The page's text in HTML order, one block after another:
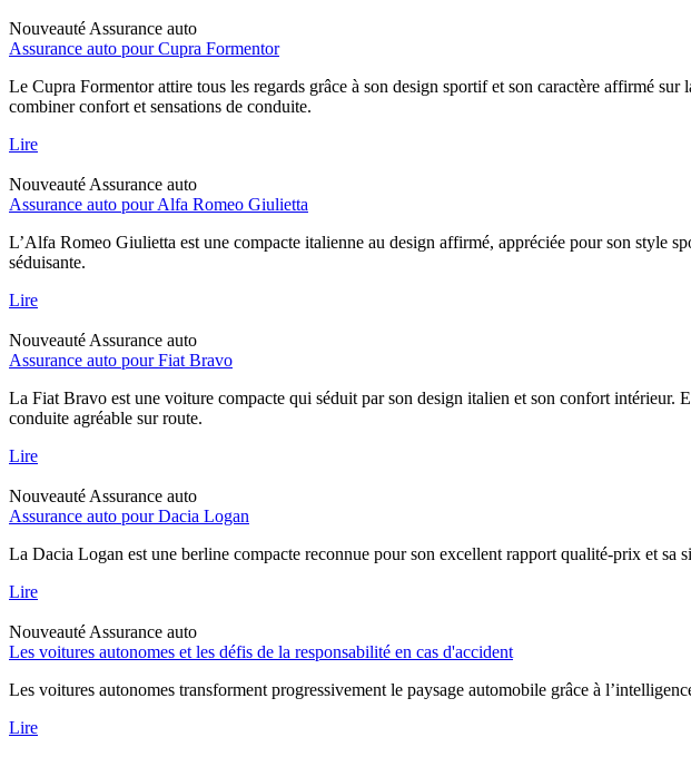
Nouveauté Assurance auto
Assurance auto pour Cupra Formentor
Le Cupra Formentor attire tous les regards grâce à son design sportif et son caractère affirmé
combiner confort et sensations de conduite.
Lire
Nouveauté Assurance auto
Assurance auto pour Alfa Romeo Giulietta
L’Alfa Romeo Giulietta est une compacte italienne au design affirmé, appréciée pour son style
séduisante.
Lire
Nouveauté Assurance auto
Assurance auto pour Fiat Bravo
La Fiat Bravo est une voiture compacte qui séduit par son design italien et son confort intérieur.
conduite agréable sur route.
Lire
Nouveauté Assurance auto
Assurance auto pour Dacia Logan
La Dacia Logan est une berline compacte reconnue pour son excellent rapport qualité-prix et
Lire
Nouveauté Assurance auto
Les voitures autonomes et les défis de la responsabilité en cas d'accident
Les voitures autonomes transforment progressivement le paysage automobile grâce à
Lire